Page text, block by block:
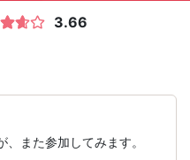
3.66
また参加してみます。